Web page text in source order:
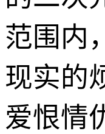
范围内
现实的
爱恨情